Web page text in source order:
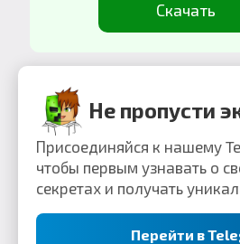
Скачать
Не пропусти
Присоединяйся к нашему
чтобы первым узнавать о
секретах и получать
Перейти в